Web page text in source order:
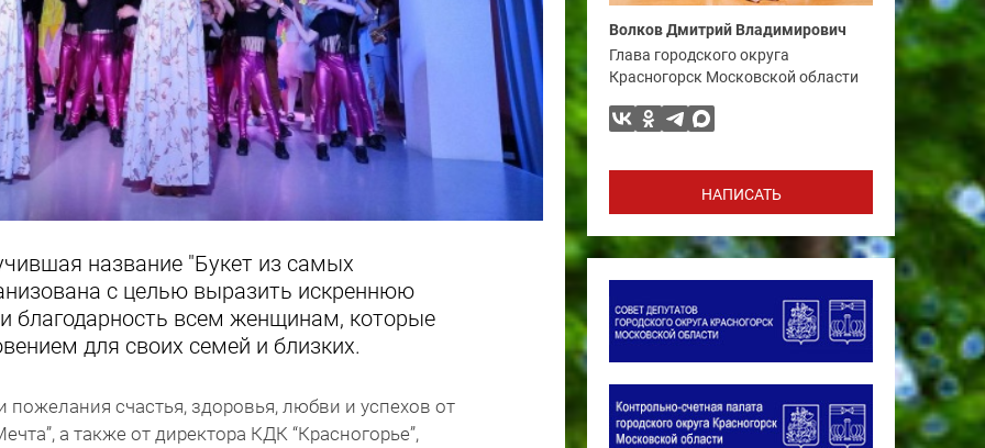
название "Букет из самых
с целью выразить искреннюю
благодарность всем женщинам, которые
для своих семей и близких.
счастья, здоровья, любви и успехов от
а также от директора КДК “Красногорье”,
Волков Дмитрий Владимирович
Глава городского округа
Красногорск Московской области
НАПИСАТЬ